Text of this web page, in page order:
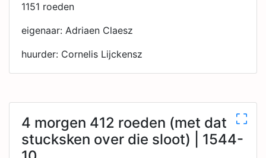
1151 roeden
eigenaar: Adriaen Claesz
huurder: Cornelis Lijckensz
4 morgen 412 roeden (met dat
stucksken over die sloot) | 1544-